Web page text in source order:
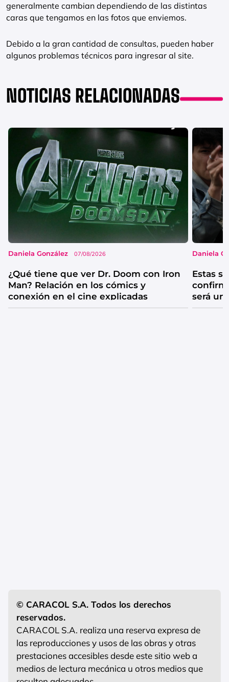
generalmente cambian dependiendo de las distintas
caras que tengamos en las fotos que enviemos.
Debido a la gran cantidad de consultas, pueden haber
algunos problemas técnicos para ingresar al site.
NOTICIAS RELACIONADAS
Daniela González 07/08/2026
¿Qué tiene que ver Dr. Doom con Iron
Man? Relación en los cómics y
conexión en el cine explicadas
Daniela
Estas
será
© CARACOL S.A. Todos los derechos
reservados.
CARACOL S.A. realiza una reserva expresa de
las reproducciones y usos de las obras y otras
prestaciones accesibles desde este sitio web a
medios de lectura mecánica u otros medios que